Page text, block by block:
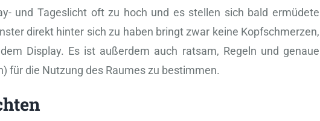
und Tageslicht oft zu hoch und es stellen sich bald ermüdete
direkt hinter sich zu haben bringt zwar keine Kopfschmerzen,
Display. Es ist außerdem auch ratsam, Regeln und genaue
für die Nutzung des Raumes zu bestimmen.